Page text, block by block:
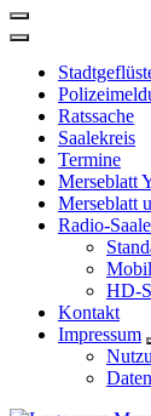
Ratssache
Saalekreis
Termine
Merseblatt
Merseblatt
Radio-
HD-
Kontakt
Impressum